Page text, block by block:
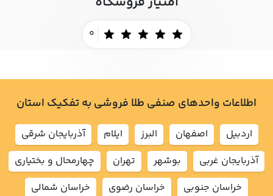
0
اطلاعات واحدهای صنفی طلا فروشی به تفکیک استان
اردبيل اصفهان البرز ايلام
آذربايجان شرقي
آذربايجان غربي
بوشهر تهران
چهارمحال و بختياري
خراسان جنوبي
خراسان رضوي
خراسان شمالي